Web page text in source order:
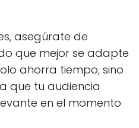
asegúrate de
que mejor se adapte
ahorra tiempo, sino
que tu audiencia
en el momento